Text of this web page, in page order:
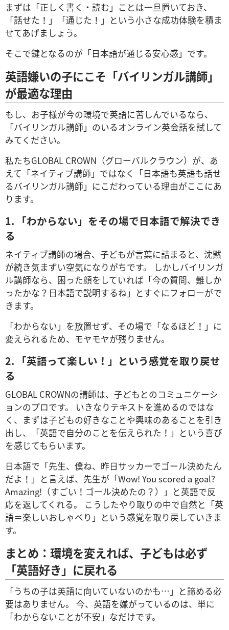
まずは「正しく書く・読む」ことは一旦置いておき、
「話せた！」「通じた！」という小さな成功体験を積ま
せてあげましょう。
そこで鍵となるのが「日本語が通じる安心感」です。
英語嫌いの子にこそ「バイリンガル講師」
が最適な理由
もし、お子様が今の環境で英語に苦しんでいるなら、
「バイリンガル講師」のいるオンライン英会話を試して
みてください。
私たちGLOBAL CROWN（グローバルクラウン）が、あ
えて「ネイティブ講師」ではなく「日本語も英語も話せ
るバイリンガル講師」にこだわっている理由がここにあ
ります。
1. 「わからない」をその場で日本語で解決でき
る
ネイティブ講師の場合、子どもが言葉に詰まると、沈黙
が続き気まずい空気になりがちです。 しかしバイリンガ
ル講師なら、困った顔をしていれば「今の質問、難しか
ったかな？日本語で説明するね」とすぐにフォローがで
きます。
「わからない」を放置せず、その場で「なるほど！」に
変えられるため、モヤモヤが残りません。
2. 「英語って楽しい！」という感覚を取り戻せ
る
GLOBAL CROWNの講師は、子どもとのコミュニケーシ
ョンのプロです。 いきなりテキストを進めるのではな
く、まずは子どもの好きなことや興味のあることを引き
出し、「英語で自分のことを伝えられた！」という喜び
を感じてもらいます。
日本語で「先生、僕ね、昨日サッカーでゴール決めたん
だよ！」と言えば、先生が「Wow! You scored a goal?
Amazing!（すごい！ゴール決めたの？）」と英語で反
応を返してくれる。 こうしたやり取りの中で自然と「英
語＝楽しいおしゃべり」という感覚を取り戻していきま
す。
まとめ：環境を変えれば、子どもは必ず
「英語好き」に戻れる
「うちの子は英語に向いていないのかも…」と諦める必
要はありません。 今、英語を嫌がっているのは、単に
「わからないことが不安」なだけです。